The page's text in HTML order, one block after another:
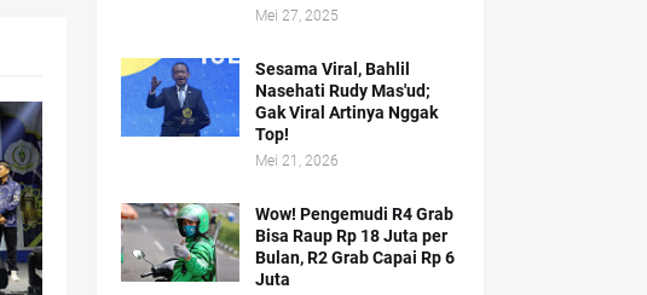
Mei 27, 2025
Sesama Viral, Bahlil
Nasehati Rudy Mas'ud;
Gak Viral Artinya Nggak
Top!
Mei 21, 2026
Wow! Pengemudi R4 Grab
Bisa Raup Rp 18 Juta per
Bulan, R2 Grab Capai Rp 6
Juta